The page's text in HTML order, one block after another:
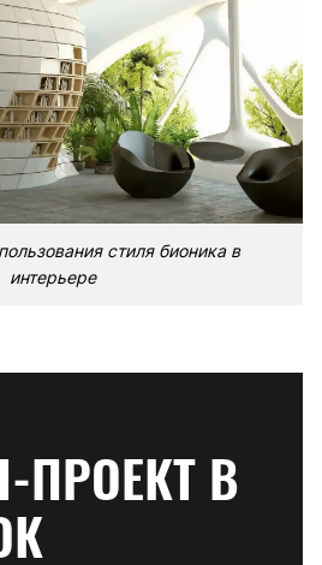
стиля бионика в
интерьере
ПРОЕКТ В